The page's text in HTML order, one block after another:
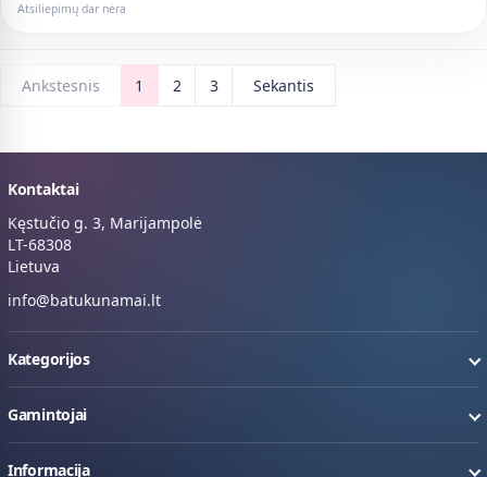
Atsiliepimų dar nėra
Ankstesnis 1 2 3 Sekantis
Kontaktai
Kęstučio g. 3, Marijampolė
LT-68308
Lietuva
info@batukunamai.lt
Kategorijos
Gamintojai
Informacija